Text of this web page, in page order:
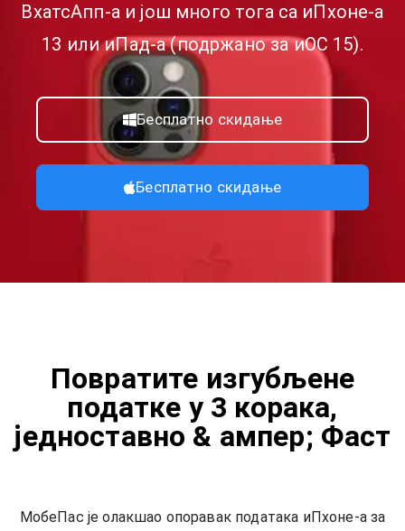
ВхатсАпп-а и још много тога са иПхоне-а
13 или иПад-а (подржано за иОС 15).
Бесплатно скидање
Бесплатно скидање
Повратите изгубљене
податке у 3 корака,
једноставно & ампер; Фаст
МобеПас је олакшао опоравак података иПхоне-а за